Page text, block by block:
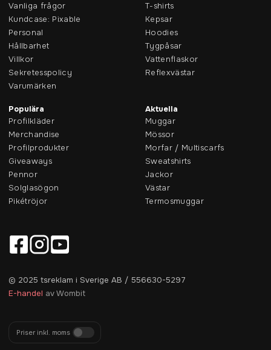
Vanliga frågor
Kundcase: Pixable
Personal
Hållbarhet
Villkor
Sekretesspolicy
Varumärken
T-shirts
Kepsar
Hoodies
Tygpåsar
Vattenflaskor
Reflexvästar
Populära
Profilkläder
Merchandise
Profilprodukter
Giveaways
Pennor
Solglasögon
Pikétröjor
Aktuella
Muggar
Mössor
Morfar / Multiscarfs
Sweatshirts
Jackor
Västar
Termosmuggar
© 2025 tsreklam i Sverige AB / 556630-5297
E-handel av Wombit
Priser inkl. moms